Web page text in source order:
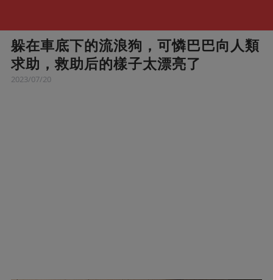
躲在車底下的流浪狗，可憐巴巴向人類
求助，救助后的樣子太漂亮了
2023/07/20